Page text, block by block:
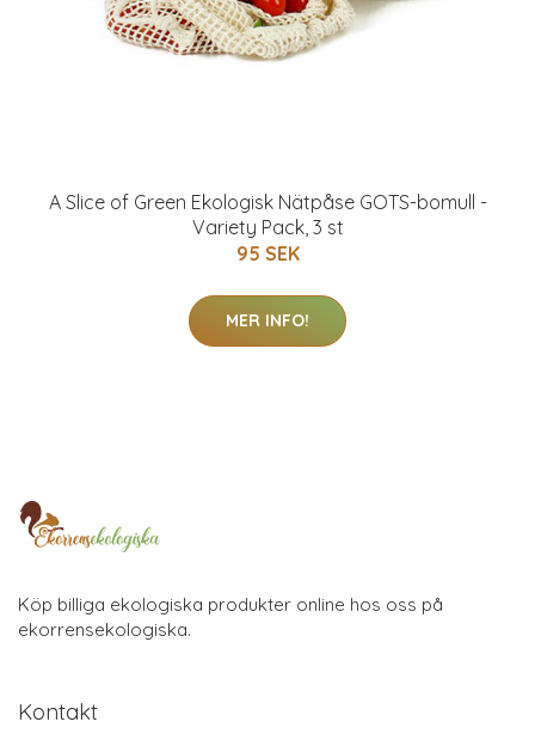
A Slice of Green Ekologisk Nätpåse GOTS-bomull -
Variety Pack, 3 st
95 SEK
MER INFO!
Köp billiga ekologiska produkter online hos oss på
ekorrensekologiska.
Kontakt